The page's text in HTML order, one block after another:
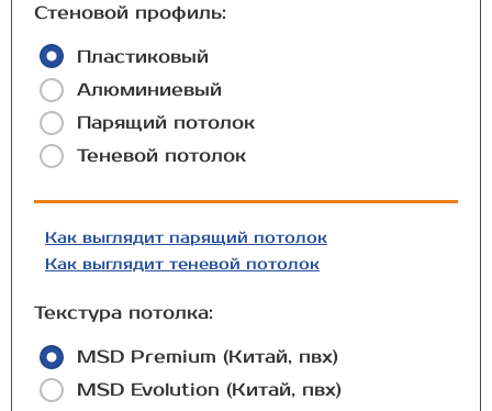
Стеновой профиль:
Пластиковый
Алюминиевый
Парящий потолок
Теневой потолок
Как выглядит парящий потолок
Как выглядит теневой потолок
Текстура потолка:
MSD Premium (Китай, пвх)
MSD Evolution (Китай, пвх)